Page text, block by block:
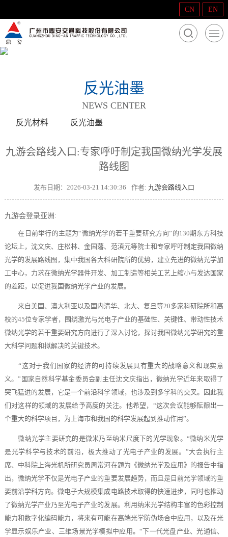
CN EN
反光油墨
NEWS CENTER
反光材料 反光油墨
九游会路线入口:专家呼吁制定我国微纳光学发展
路线图
发布日期：2026-03-21 14:30:36 作者: 九游会路线入口
九游会登录亚洲:
在日前举行的主题为“微纳光学的若干重要研究方向”的130期东方科技
论坛上，沈文庆、庄松林、金国藩、范滇元等院士和专家呼吁制定我国微纳
光学的发展路线图，集中我国各大科研院所的优势，建立先进的微纳光学加
工中心，力求在微纳光学器件开发、加工制造等相关工艺上缩小与发达国家
的差距，以促进我国微纳光学产业的发展。
来自美国、澳大利亚以及国内清华、北大、复旦等20多家科研院所和高
校的45位专家学者，围绕激光与光电子产业的基础性、关键性、带动性技术
微纳光学的若干重要研究方向进行了深入讨论，探讨我国微纳光学研究的重
大科学问题和拟解决的关键技术。
“这对于我们国家的经济的可持续发展具有重大的战略意义和现实意
义。”国家自然科学基金委员会副主任沈文庆指出，微纳光学近年来取得了
突飞猛进的发展，它是一个前沿科学领域，也涉及到多学科的交叉。因此我
们对这样的领域的发展给予高度的关注。他希望，“这次会议能够酝酿出一
个重大的科学项目，为上海市和我国的科学发展起到推动作用”。
微纳光学主要研究的是微米乃至纳米尺度下的光学现象。“微纳米光学
是光学科学与技术的前沿，极大推动了光电子产业的发展。”大会执行主
席、中科院上海光机所研究员周常河在题为《微纳光学及应用》的报告中指
出，微纳光学不仅是光电子产业的重要发展趋势，而且是目前光学领域的重
要前沿学科方向。微电子大规模集成电路技术取得的快速进步，同时也推动
了微纳光学产业乃至光电子产业的发展。利用纳米光学结构丰富的色彩控制
能力和数字化编码能力，将来有可能在高端光学防伪场合中应用，以及在光
学显示娱乐产业、三维场景光学模拟中应用。“下一代光盘产业、光通信、